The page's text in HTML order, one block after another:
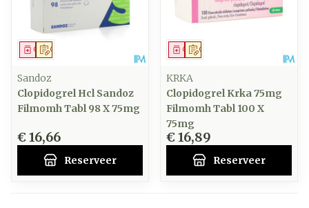
Op voorschrift
Geneesmiddel
Sandoz
Clopidogrel Hcl Sandoz
Filmomh Tabl 98 X 75mg
€ 16,66
Reserveer
Op voorschrift
Geneesmiddel
KRKA
Clopidogrel Krka 75mg
Filmomh Tabl 100 X
75mg
€ 16,89
Reserveer